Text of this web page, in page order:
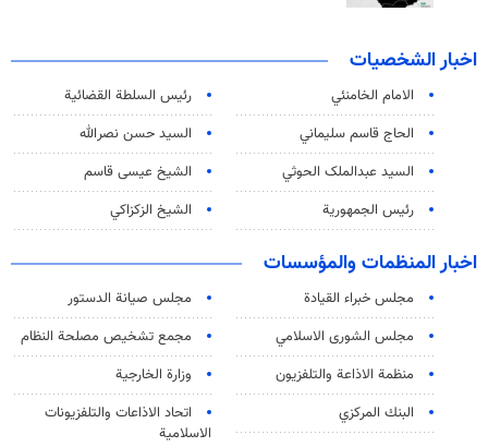
اخبار الشخصيات
الامام الخامنئي
رئیس السلطة القضائیة
الحاج قاسم سليماني
السيد حسن نصرالله
السید عبدالملک الحوثي
الشيخ عيسى قاسم
رئيس الجمهورية
الشيخ الزكزاكي
اخبار المنظمات والمؤسسات
مجلس خبراء القيادة
مجلس صيانة الدستور
مجلس الشورى الاسلامي
مجمع تشخيص مصلحة النظام
منظمة الاذاعة والتلفزیون
وزارة الخارجية
البنك المركزي
اتحاد الاذاعات والتلفزيونات
الاسلامية